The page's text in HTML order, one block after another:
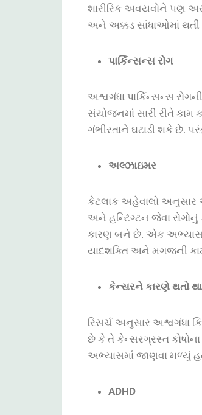
શારીરિક અવયવોને પણ
અને અક્કડ સાંધાઓમાં થતી
પાર્કિન્સન્સ રોગ
અશ્વગંધા પાર્કિન્સન્સ રોગની
સંયોજનમાં સારી રીતે કામ
ગંભીરતાને ઘટાડી શકે છે.
અલ્ઝાઇમર
કેટલાક અહેવાલો અનુસાર
અને હન્ટિંગ્ટન જેવા
કારણ બને છે. એક અભ્યાસ
યાદશક્તિ અને મગજની
કેન્સરને કારણે થતો
રિસર્ચ અનુસાર અશ્વગંધા
છે કે તે કેન્સરગ્રસ્ત
અભ્યાસમાં જાણવા મળ્યું
ADHD